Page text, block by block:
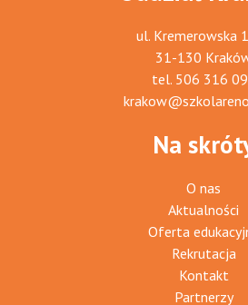
ul. Kremerowska
31-130
tel. 506 316
Na
O nas
Aktualności
Oferta
Rekrutacja
Kontakt
Partnerzy